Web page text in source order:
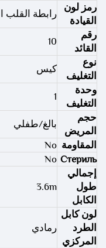
رمز لون
القيادة
رابطة القلب
رقم
القائد
10
نوع
التغليف
كيس
وحدة
التغليف
1
حجم
المريض
بالغ/طفلي
المقاومة No
Стериль
No
إجمالي
طول
الكابل
3.6m
لون كابل
الطرد
المركزي
رمادي